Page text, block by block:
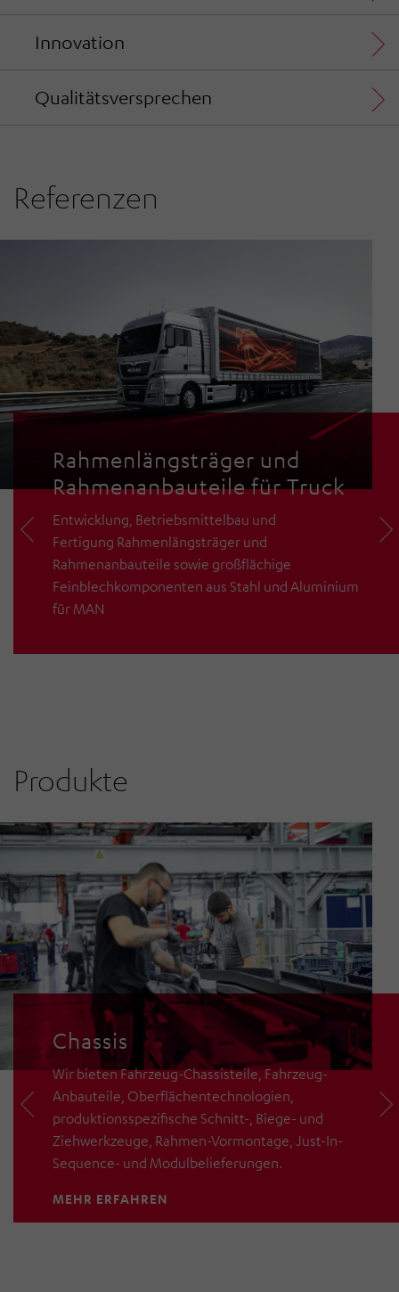
Innovation
Qualitätsversprechen
Referenzen
Rahmenlängsträger und
Rahmenanbauteile für Truck
Entwicklung, Betriebsmittelbau und
Fertigung Rahmenlängsträger und
Rahmenanbauteile sowie großflächige
Feinblechkomponenten aus Stahl und Aluminium
für MAN
Produkte
Chassis Body-in-White
Chassis
Wir bieten Fahrzeug-Chassisteile, Fahrzeug-
Anbauteile, Oberflächentechnologien,
produktionsspezifische Schnitt-, Biege- und
Ziehwerkzeuge, Rahmen-Vormontage, Just-In-
Sequence- und Modulbelieferungen.
MEHR ERFAHREN